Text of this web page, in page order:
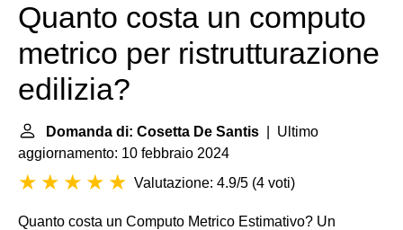
Quanto costa un computo
metrico per ristrutturazione
edilizia?
Domanda di: Cosetta De Santis | Ultimo
aggiornamento: 10 febbraio 2024
Valutazione: 4.9/5 (4 voti)
Quanto costa un Computo Metrico Estimativo? Un